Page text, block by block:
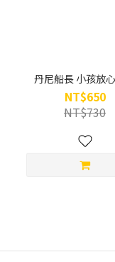
丹尼船長 小孩放
NT$650
NT$730